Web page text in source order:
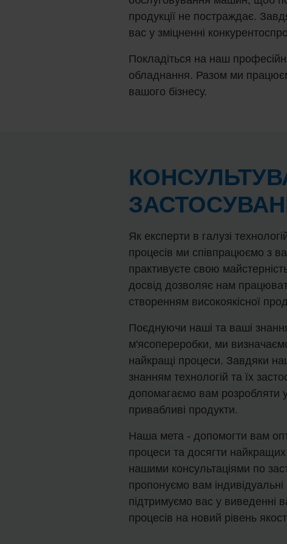
продукції не постраждає.
вас у зміцненні
Покладіться на наш
обладнання. Разом ми
вашого бізнесу.
Як експерти в галузі
процесів ми співпрацюємо з
практивуєте свою
досвід дозволяє нам
створенням високоякісної
Поєднуючи наші та ваші
м'ясопереробки, ми
найкращі процеси. Завдяки
знанням технологій та їх
допомагаємо вам розробляти
привабливі продукти.
Наша мета - допомогти вам
процеси та досягти найкращих
нашими консультаціями по
пропонуємо вам
підтримуємо вас у виведенні
процесів на новий рівень